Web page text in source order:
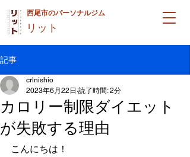
西尾市のパーソナルジム
リット
記事
カロリー制限ダイエット
が失敗する理由
crlnishio
2023年6月22日 読了時間: 2分
こんにちは！